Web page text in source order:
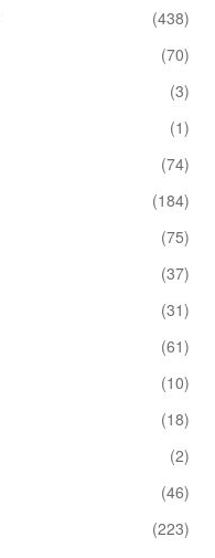
(438)
(70)
(3)
(1)
(74)
(184)
(75)
(37)
(31)
(61)
(10)
(18)
(2)
(46)
(223)